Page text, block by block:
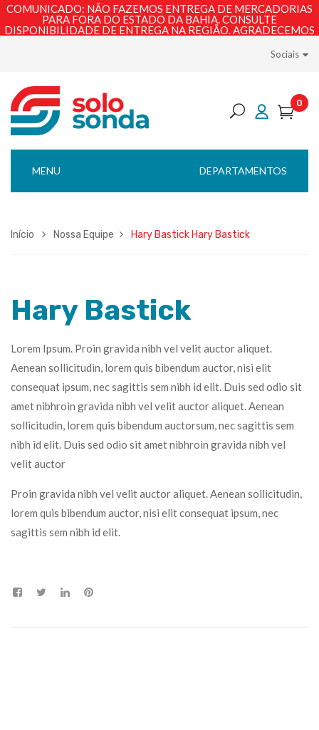
COMUNICADO: NÃO FAZEMOS ENTREGA DE MERCADORIAS
PARA FORA DO ESTADO DA BAHIA. CONSULTE
DISPONIBILIDADE DE ENTREGA NA REGIÃO. AGRADECEMOS
Sociais
0
DEPARTAMENTOS
MENU
Início Nossa Equipe Hary Bastick Hary Bastick
Hary Bastick
Lorem Ipsum. Proin gravida nibh vel velit auctor aliquet.
Aenean sollicitudin, lorem quis bibendum auctor, nisi elit
consequat ipsum, nec sagittis sem nibh id elit. Duis sed odio sit
amet nibhroin gravida nibh vel velit auctor aliquet. Aenean
sollicitudin, lorem quis bibendum auctorsum, nec sagittis sem
nibh id elit. Duis sed odio sit amet nibhroin gravida nibh vel
velit auctor
Proin gravida nibh vel velit auctor aliquet. Aenean sollicitudin,
lorem quis bibendum auctor, nisi elit consequat ipsum, nec
sagittis sem nibh id elit.